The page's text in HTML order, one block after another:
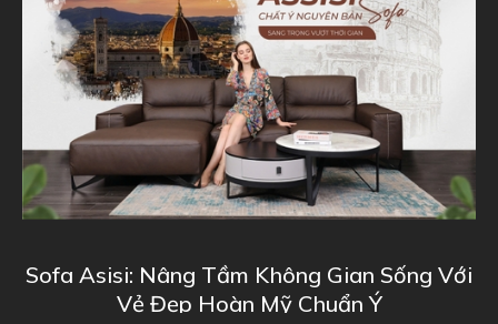
Sofa Asisi: Nâng Tầm Không Gian Sống Với
Vẻ Đẹp Hoàn Mỹ Chuẩn Ý